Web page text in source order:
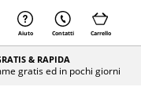
Aiuto Contatti Carrello
& RAPIDA
gratis ed in pochi giorni